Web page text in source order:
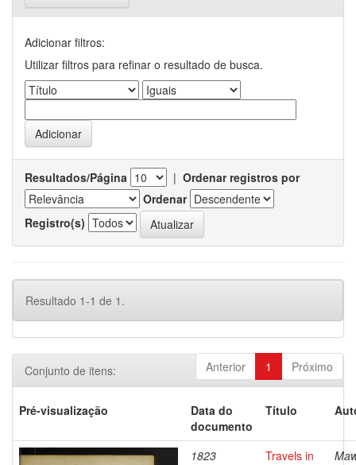
Adicionar filtros:
Utilizar filtros para refinar o resultado de busca.
Resultados/Página | Ordenar registros por
Ordenar
Registro(s)
Resultado 1-1 de 1.
Anterior 1 Próximo
Conjunto de itens:
Pré-visualização
Data do
documento
Título
1823
Travels in